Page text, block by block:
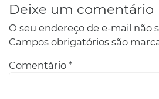
Deixe um comentário
O seu endereço de e-mail não
Campos obrigatórios são
Comentário *